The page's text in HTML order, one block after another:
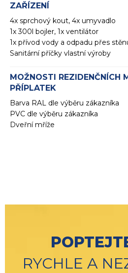
ZAŘÍZENÍ
4x sprchový kout, 4x umyvadlo
1x 300l bojler, 1x ventilátor
1x přívod vody a odpadu přes
Sanitární příčky vlastní výroby
MOŽNOSTI REZIDENČNÍCH
PŘÍPLATEK
Barva RAL dle výběru zákazníka
PVC dle výběru zákazníka
Dveřní mříže
RYCHLE A